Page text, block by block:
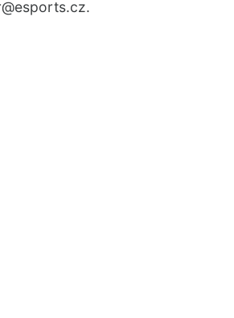
@esports.cz.